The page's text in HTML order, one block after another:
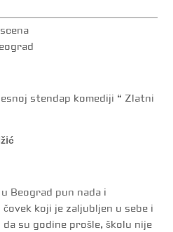
stendap komediji “ Zlatni
Beograd pun nada i
koji je zaljubljen u sebe i
su godine prošle, školu nije